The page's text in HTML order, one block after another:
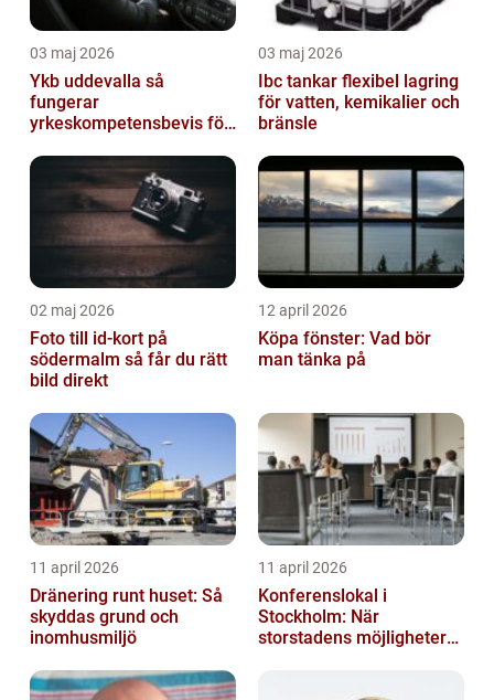
03 maj 2026
Ykb uddevalla så
fungerar
yrkeskompetensbevis för
03 maj 2026
Ibc tankar flexibel lagring
för vatten, kemikalier och
bränsle
02 maj 2026
Foto till id-kort på
södermalm så får du rätt
bild direkt
12 april 2026
Köpa fönster: Vad bör
man tänka på
11 april 2026
Dränering runt huset: Så
skyddas grund och
inomhusmiljö
11 april 2026
Konferenslokal i
Stockholm: När
storstadens möjligheter